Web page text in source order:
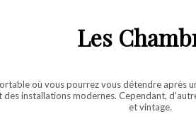
Les
où vous pourrez vous détendre
installations modernes. Cependant,
et vintage.